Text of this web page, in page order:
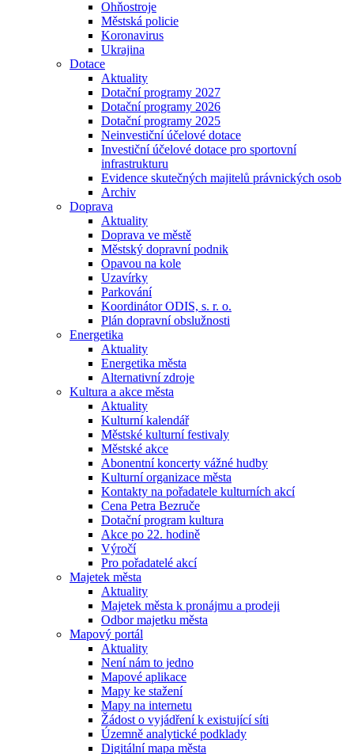
Ohňostroje
Městská policie
Koronavirus
Ukrajina
Dotace
Aktuality
Dotační programy 2027
Dotační programy 2026
Dotační programy 2025
Neinvestiční účelové dotace
Investiční účelové dotace pro sportovní
infrastrukturu
Evidence skutečných majitelů právnických osob
Archiv
Doprava
Aktuality
Doprava ve městě
Městský dopravní podnik
Opavou na kole
Uzavírky
Parkování
Koordinátor ODIS, s. r. o.
Plán dopravní obslužnosti
Energetika
Aktuality
Energetika města
Alternativní zdroje
Kultura a akce města
Aktuality
Kulturní kalendář
Městské kulturní festivaly
Městské akce
Abonentní koncerty vážné hudby
Kulturní organizace města
Kontakty na pořadatele kulturních akcí
Cena Petra Bezruče
Dotační program kultura
Akce po 22. hodině
Výročí
Pro pořadatelé akcí
Majetek města
Aktuality
Majetek města k pronájmu a prodeji
Odbor majetku města
Mapový portál
Aktuality
Není nám to jedno
Mapové aplikace
Mapy ke stažení
Mapy na internetu
Žádost o vyjádření k existující síti
Územně analytické podklady
Digitální mapa města